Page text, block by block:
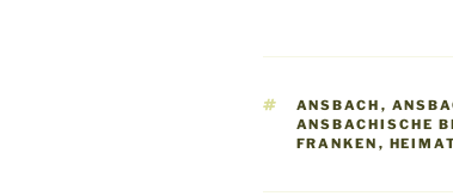
SCHLAGWÖRTER
ANSBACH ,
ANSBACHISCHE
FRANKEN ,